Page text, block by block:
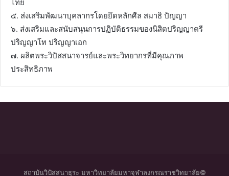
ไทย
๕. ส่งเสริมพัฒนาบุคลากรโดยยึดหลักศีล สมาธิ ปัญญา
๖. ส่งเสริมและสนับสนุนการปฏิบัติธรรมของนิสิตปริญญาตรี
ปริญญาโท ปริญญาเอก
๗. ผลิตพระวิปัสสนาจารย์และพระวิทยากรที่มีคุณภาพ
ประสิทธิภาพ
สถาบันวิปัสสนาธุระ มหาวิทยาลัยมหาจุฬาลงกรณราชวิทยาลัย©